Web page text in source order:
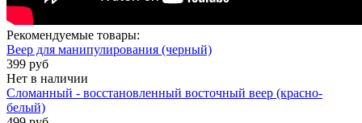
Рекомендуемые товары:
Веер для манипулирования (черный)
399 руб
Нет в наличии
Сломанный - восстановленный восточный веер (красно-
белый)